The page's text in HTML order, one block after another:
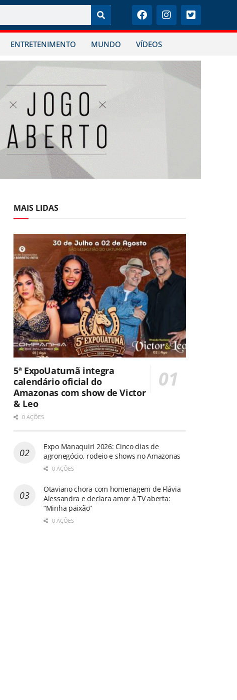
ENTRETENIMENTO MUNDO VÍDEOS
MAIS LIDAS
5ª ExpoUatumã integra
calendário oficial do
Amazonas com show de Victor
& Leo
0 AÇÕES
Expo Manaquiri 2026: Cinco dias de
agronegócio, rodeio e shows no Amazonas
0 AÇÕES
Otaviano chora com homenagem de Flávia
Alessandra e declara amor à TV aberta:
“Minha paixão”
0 AÇÕES